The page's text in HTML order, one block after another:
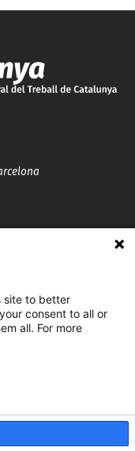
site to better
consent to all or
all. For more